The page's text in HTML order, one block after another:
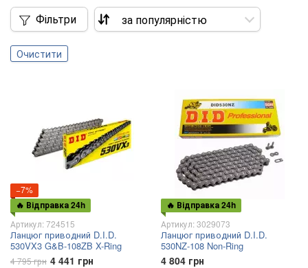
Фільтри
Очистити
−7%
🔥 Відправка 24h
Артикул: 724515
Ланцюг приводний D.I.D.
530VX3 G&B-108ZB X-Ring
4 795 грн 4 441 грн
🔥 Відправка 24h
Артикул: 3029073
Ланцюг приводний D.I.D.
530NZ-108 Non-Ring
4 804 грн